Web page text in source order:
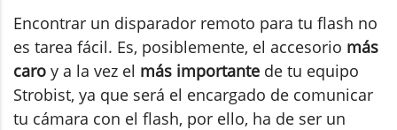
Encontrar un disparador remoto para tu flash no
es tarea fácil. Es, posiblemente, el accesorio más
caro y a la vez el más importante de tu equipo
Strobist, ya que será el encargado de comunicar
tu cámara con el flash, por ello, ha de ser un